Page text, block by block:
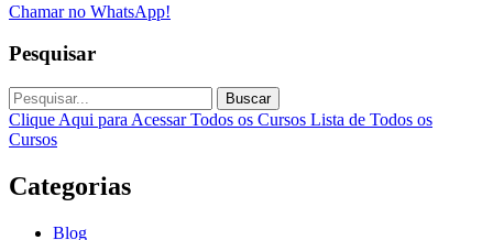
Chamar no WhatsApp!
Pesquisar
Buscar
Clique Aqui para Acessar Todos os Cursos Lista de Todos os
Cursos
Categorias
Blog